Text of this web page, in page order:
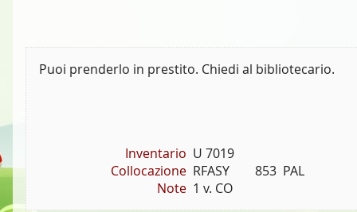
Puoi prenderlo in prestito. Chiedi al bibliotecario.
Inventario U 7019
Collocazione RFASY        853  PAL
Note 1 v. CO